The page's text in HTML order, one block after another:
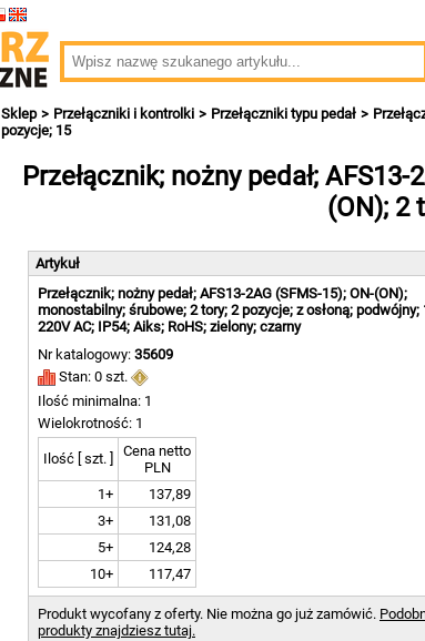
Sklep Przełączniki i kontrolki Przełączniki typu pedał
pozycje; 15
Przełącznik; nożny pedał;
(ON); 2
Artykuł
Przełącznik; nożny pedał; AFS13-2AG (SFMS-15); ON-(ON);
monostabilny; śrubowe; 2 tory; 2 pozycje; z osłoną; podwójny;
220V AC; IP54; Aiks; RoHS; zielony; czarny
Nr katalogowy: 35609
Stan: 0 szt.
Ilość minimalna: 1
Wielokrotność: 1
Ilość [ szt. ]
Cena netto
PLN
1+
137,89
3+
131,08
5+
124,28
10+
117,47
Produkt wycofany z oferty. Nie można go już zamówić.
produkty znajdziesz tutaj.